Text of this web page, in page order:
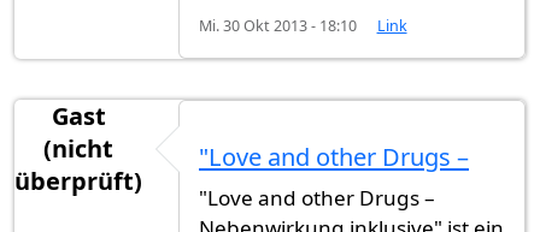
Mi. 30 Okt 2013 - 18:10 Link
Gast
(nicht
überprüft)
"Love and other Drugs –
"Love and other Drugs –